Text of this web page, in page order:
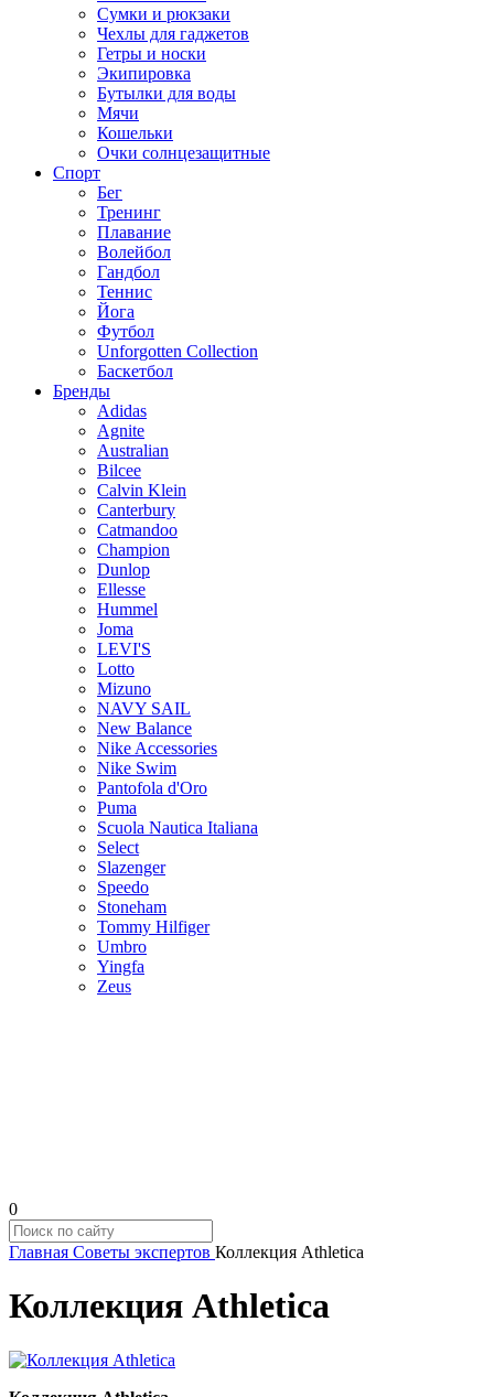
Сумки и рюкзаки
Чехлы для гаджетов
Гетры и носки
Экипировка
Бутылки для воды
Мячи
Кошельки
Очки солнцезащитные
Спорт
Бег
Тренинг
Плавание
Волейбол
Гандбол
Теннис
Йога
Футбол
Unforgotten Collection
Баскетбол
Бренды
Adidas
Agnite
Australian
Bilcee
Calvin Klein
Canterbury
Catmandoo
Champion
Dunlop
Ellesse
Hummel
Joma
LEVI'S
Lotto
Mizuno
NAVY SAIL
New Balance
Nike Accessories
Nike Swim
Pantofola d'Oro
Puma
Scuola Nautica Italiana
Select
Slazenger
Speedo
Stoneham
Tommy Hilfiger
Umbro
Yingfa
Zeus
0
Главная Советы экспертов Коллекция Athletica
Коллекция Athletica